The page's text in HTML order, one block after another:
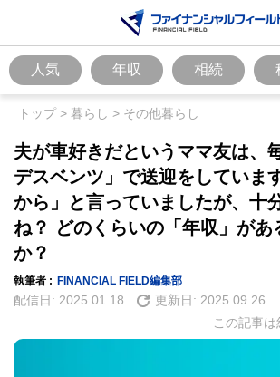
人気 年収 相続
トップ> 暮らし > その他暮らし
夫が車好きだというママ友は、
デスベンツ」で送迎をしていま
から」と言っていましたが、十
ね？ どのくらいの「年収」があ
か？
執筆者 : FINANCIAL FIELD編集部
配信日: 2025.01.18 更新日: 2025.09.26
この記事は